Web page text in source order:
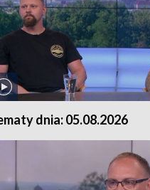
dnia: 05.08.2026